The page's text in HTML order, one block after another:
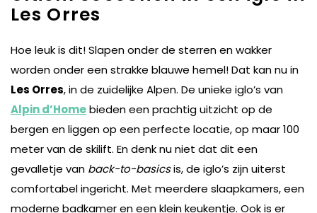
Les Orres
Hoe leuk is dit! Slapen onder de sterren en wakker
worden onder een strakke blauwe hemel! Dat kan nu in
Les Orres, in de zuidelijke Alpen. De unieke iglo’s van
Alpin d’Homebieden een prachtig uitzicht op de
bergen en liggen op een perfecte locatie, op maar 100
meter van de skilift. En denk nu niet dat dit een
gevalletje van back-to-basicsis, de iglo’s zijn uiterst
comfortabel ingericht. Met meerdere slaapkamers, een
moderne badkamer en een klein keukentje. Ook is er